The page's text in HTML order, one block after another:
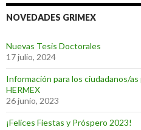
NOVEDADES GRIMEX
Nuevas Tesis Doctorales
17 julio, 2024
Información para los ciudadanos/
HERMEX
26 junio, 2023
¡Felices Fiestas y Próspero 2023!